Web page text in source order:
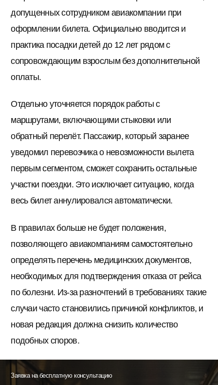
допущенных сотрудником авиакомпании при
оформлении билета. Официально вводится и
практика посадки детей до 12 лет рядом с
сопровождающим взрослым без дополнительной
оплаты.
Отдельно уточняется порядок работы с
маршрутами, включающими стыковки или
обратный перелёт. Пассажир, который заранее
уведомил перевозчика о невозможности вылета
первым сегментом, сможет сохранить остальные
участки поездки. Это исключает ситуацию, когда
весь билет аннулировался автоматически.
В правилах больше не будет положения,
позволяющего авиакомпаниям самостоятельно
определять перечень медицинских документов,
необходимых для подтверждения отказа от рейса
по болезни. Из-за разночтений в требованиях такие
случаи часто становились причиной конфликтов, и
новая редакция должна снизить количество
подобных споров.
Заявка на бесплатную консультацию